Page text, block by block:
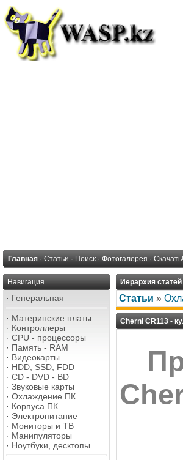
Главная · Статьи · Поиск · Фотогалерея · Скачать!
Навигация
· Генеральная
· Материнские платы
· Контроллеры
· CPU - процессоры
· Память - RAM
· Видеокарты
· HDD, SSD, FDD
· CD - DVD - BD
· Звуковые карты
· Охлаждение ПК
· Корпуса ПК
· Электропитание
· Мониторы и ТВ
· Манипуляторы
· Ноутбуки, десктопы
Иерархия статей
Статьи »
Cherni CR113 -